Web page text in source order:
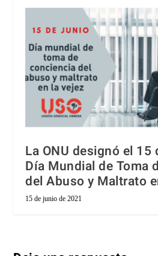
La ONU designó el
Día Mundial de Toma
del Abuso y Maltrato
15 de junio de 2021